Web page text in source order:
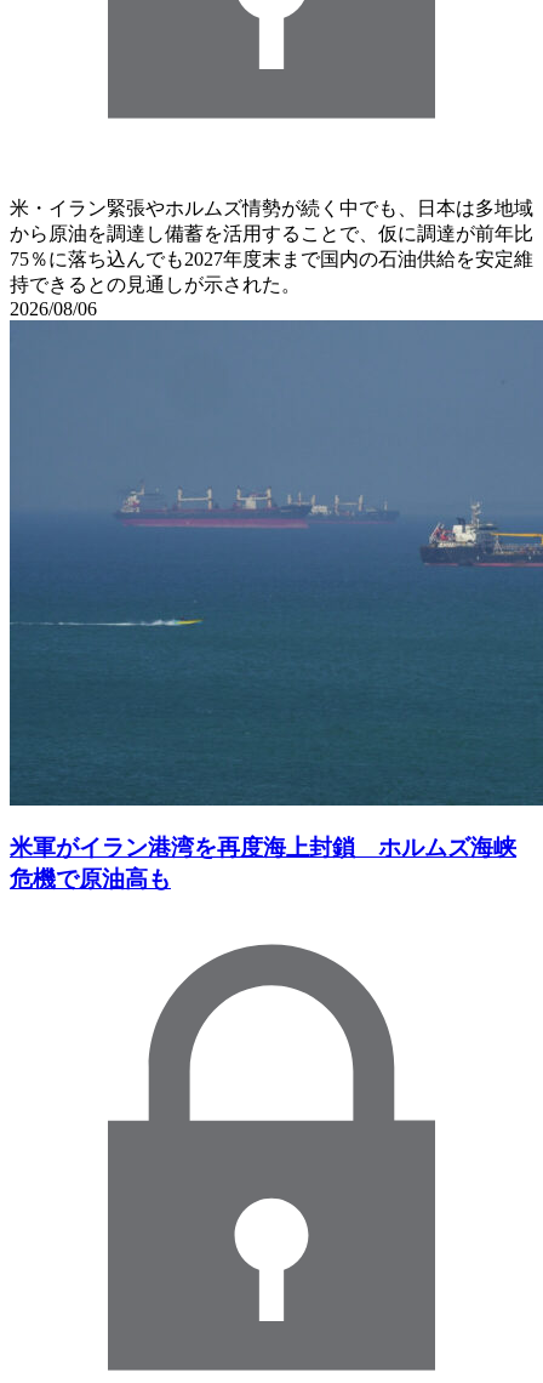
米・イラン緊張やホルムズ情勢が続く中でも、日本は多地域
から原油を調達し備蓄を活用することで、仮に調達が前年比
75％に落ち込んでも2027年度末まで国内の石油供給を安定維
持できるとの見通しが示された。
2026/08/06
米軍がイラン港湾を再度海上封鎖 ホルムズ海峡
危機で原油高も